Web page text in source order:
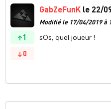
1
0
GabZeFunK le 22/
Modifié le 17/04/2019 à
sOs, quel joueur !